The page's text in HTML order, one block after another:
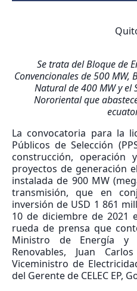
Se trata del Bloque de
Convencionales de 500 MW,
Natural de 400 MW y el
Nororiental que
La convocatoria para la
Públicos de Selección
construcción, operación
proyectos de generación
instalada de 900 MW
transmisión, que en
inversión de USD 1 861
10 de diciembre de 2021
rueda de prensa que
Ministro de Energía y
Renovables, Juan
Viceministro de
del Gerente de CELEC EP,